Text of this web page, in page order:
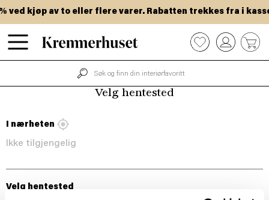
Hopp
til
hovedinnhold
ved kjøp av to eller flere varer. Rabatten trekkes fra i
0
Velg hentested
I nærheten
Ikke tilgjengelig
Velg hentested